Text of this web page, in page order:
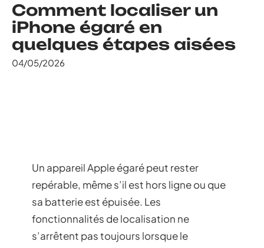
Comment localiser un
iPhone égaré en
quelques étapes aisées
04/05/2026
Un appareil Apple égaré peut rester
repérable, même s’il est hors ligne ou que
sa batterie est épuisée. Les
fonctionnalités de localisation ne
s’arrêtent pas toujours lorsque le